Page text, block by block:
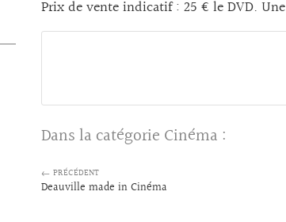
Prix de vente indicatif : 25 € le DVD.
Dans la catégorie Cinéma :
← PRÉCÉDENT
Deauville made in Cinéma